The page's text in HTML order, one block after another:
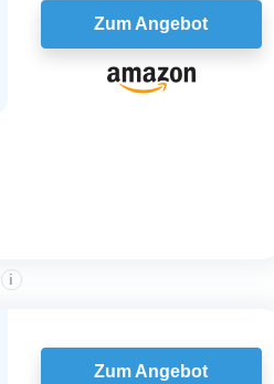
Zum Angebot
i
Zum Angebot